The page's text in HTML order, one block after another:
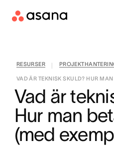
RESURSER
VAD ÄR TEKNISK SKULD? HUR MAN
Vad är
Hur man
(med